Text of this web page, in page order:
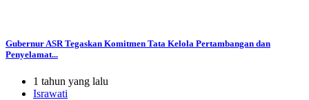
Gubernur ASR Tegaskan Komitmen Tata Kelola Pertambangan dan
Penyelamat...
1 tahun yang lalu
Israwati